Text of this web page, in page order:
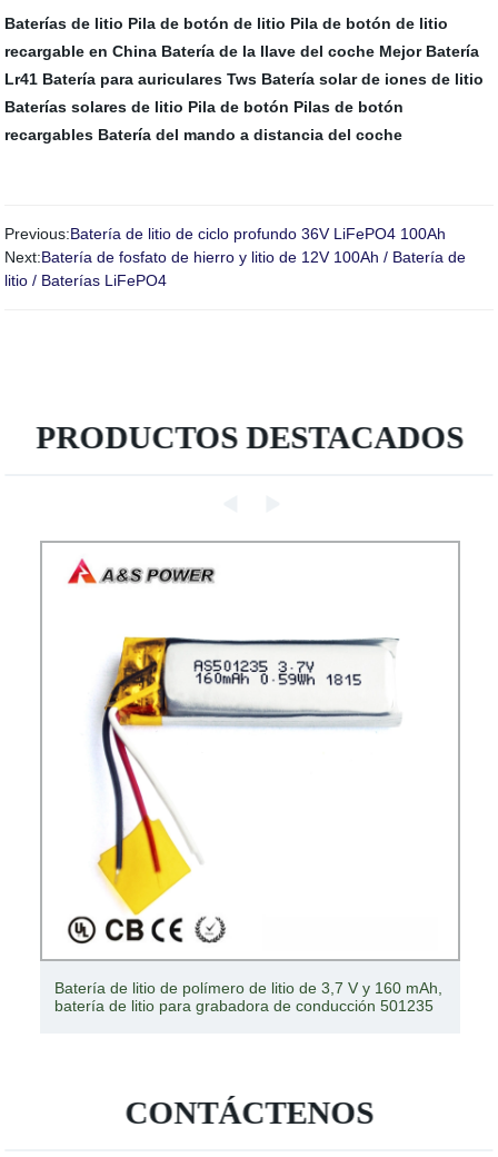
Baterías de litio Pila de botón de litio Pila de botón de litio
recargable en China Batería de la llave del coche Mejor Batería
Lr41 Batería para auriculares Tws Batería solar de iones de litio
Baterías solares de litio Pila de botón Pilas de botón
recargables Batería del mando a distancia del coche
Previous:Batería de litio de ciclo profundo 36V LiFePO4 100Ah
Next:Batería de fosfato de hierro y litio de 12V 100Ah / Batería de
litio / Baterías LiFePO4
PRODUCTOS DESTACADOS
batería de litio de la batería de 36V 36Ah / batería de
12V 70Ah LiFePO4
CONTÁCTENOS